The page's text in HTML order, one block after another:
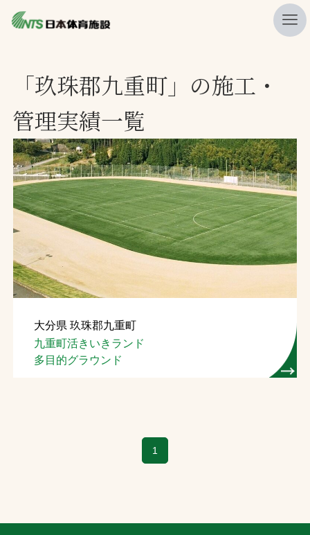
ニュース
プレスリリース
レポート
製品・サービス一覧
施工・管理実績一覧
会社概要
採用情報
検索
お問合せ
お取引先の皆様へ
「玖珠郡九重町」の施工・
管理実績一覧
大分県 玖珠郡九重町
九重町活きいきランド
多目的グラウンド
1